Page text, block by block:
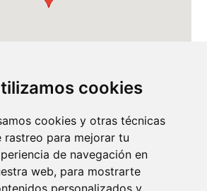
cookies
cookies y otras técnicas
rastreo para mejorar tu
de navegación en
web, para mostrarte
personalizados y